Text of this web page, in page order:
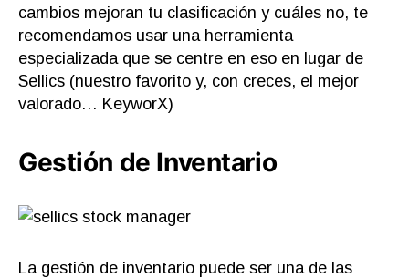
cambios mejoran tu clasificación y cuáles no, te
recomendamos usar una herramienta
especializada que se centre en eso en lugar de
Sellics (nuestro favorito y, con creces, el mejor
valorado… KeyworX)
Gestión de Inventario
La gestión de inventario puede ser una de las